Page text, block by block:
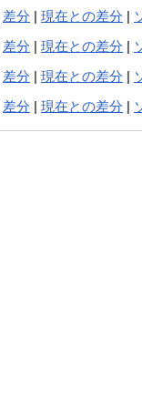
差分 |現在との差分 |
差分 |現在との差分 |
差分 |現在との差分 |
差分 |現在との差分 |